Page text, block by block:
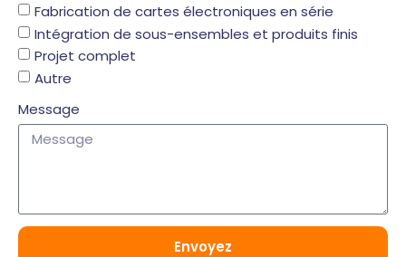
Fabrication de cartes électroniques en série
Intégration de sous-ensembles et produits finis
Projet complet
Autre
Message
Envoyez